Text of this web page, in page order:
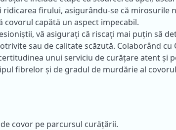
ridicarea firului, asigurându-se că mirosurile
covorul capătă un aspect impecabil.
vă asigurați că riscați mai puțin să
sau de calitate scăzută. Colaborând cu
unui serviciu de curățare atent și
fibrelor și de gradul de murdărie al
covor pe parcursul curățării.